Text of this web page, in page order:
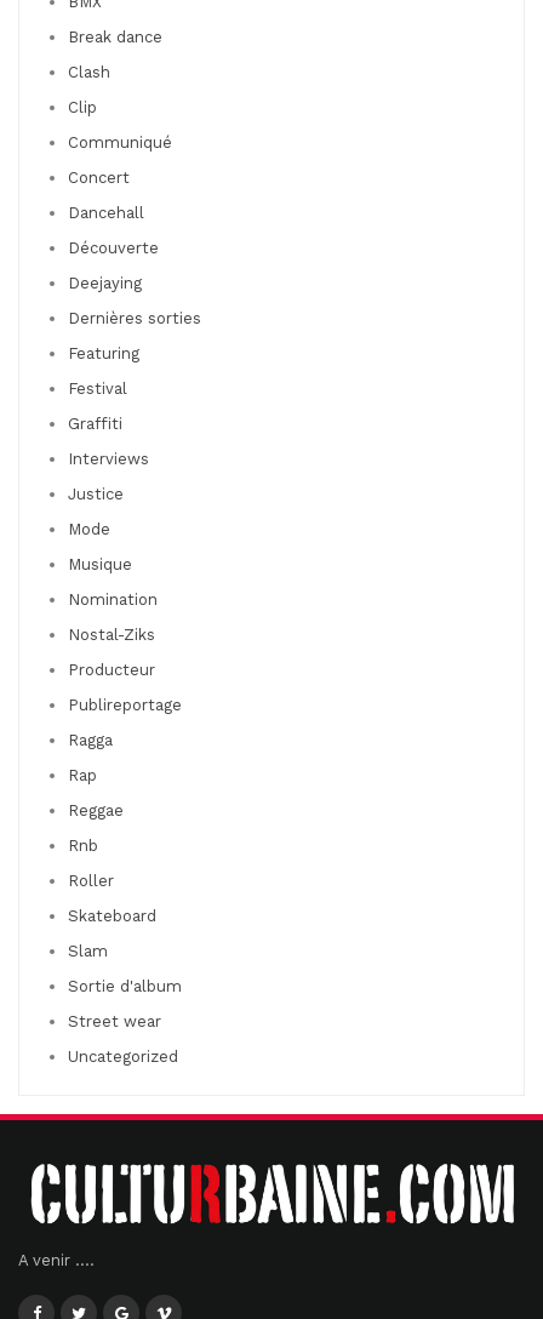
Break dance
Clash
Clip
Communiqué
Concert
Dancehall
Découverte
Deejaying
Dernières sorties
Featuring
Festival
Graffiti
Interviews
Justice
Mode
Musique
Nomination
Nostal-Ziks
Producteur
Publireportage
Ragga
Rap
Reggae
Rnb
Roller
Skateboard
Slam
Sortie d'album
Street wear
Uncategorized
A venir ....